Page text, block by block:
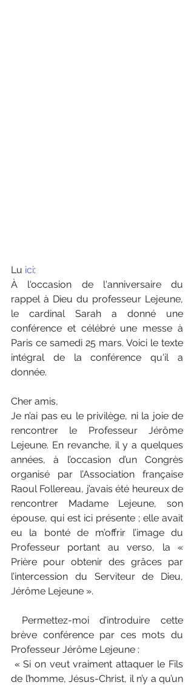
Lu ici:
À l'occasion de l'anniversaire du
rappel à Dieu du professeur Lejeune,
le cardinal Sarah a donné une
conférence et célébré une messe à
Paris ce samedi 25 mars. Voici le texte
intégral de la conférence qu'il a
donnée.
Cher amis,
Je n’ai pas eu le privilège, ni la joie de
rencontrer le Professeur Jérôme
Lejeune. En revanche, il y a quelques
années, à l’occasion d’un Congrès
organisé par l’Association française
Raoul Follereau, j’avais été heureux de
rencontrer Madame Lejeune, son
épouse, qui est ici présente ; elle avait
eu la bonté de m’offrir l’image du
Professeur portant au verso, la «
Prière pour obtenir des grâces par
l’intercession du Serviteur de Dieu,
Jérôme Lejeune ».
brève conférence par ces mots du
Professeur Jérôme Lejeune :
de l’homme, Jésus-Christ, il n’y a qu’un